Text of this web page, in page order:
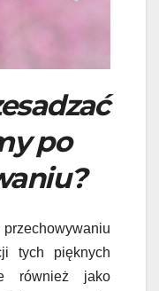
po
tych pięknych
również jako